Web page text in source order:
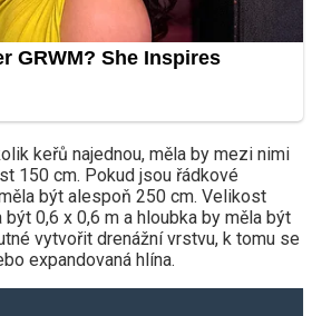
keřů najednou, měla by mezi nimi
150 cm. Pokud jsou řádkové
být alespoň 250 cm. Velikost
0,6 x 0,6 m a hloubka by měla být
vytvořit drenážní vrstvu, k tomu se
expandovaná hlína.